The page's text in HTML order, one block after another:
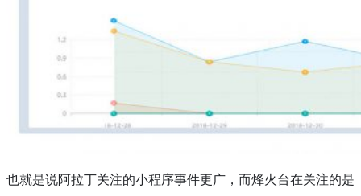
也就是说阿拉丁关注的小程序事件更广，而烽火台在关注的是